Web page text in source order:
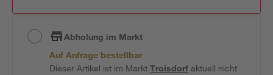
Abholung im Markt
Auf Anfrage bestellbar
Dieser Artikel ist im MarktTroisdorfaktuell nicht